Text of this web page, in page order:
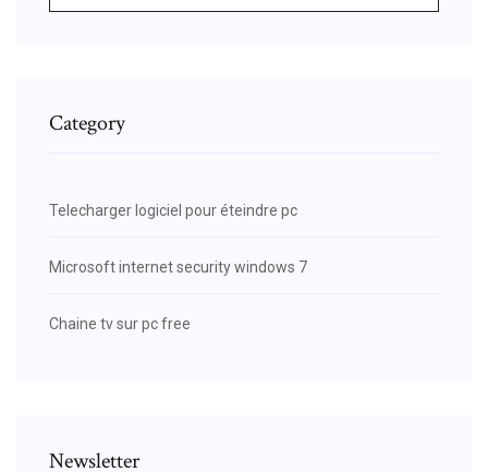
Category
Telecharger logiciel pour éteindre pc
Microsoft internet security windows 7
Chaine tv sur pc free
Newsletter